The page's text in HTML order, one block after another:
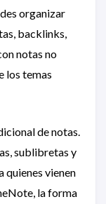
organizar
backlinks,
notas no
los temas
de notas.
sublibretas y
quienes vienen
la forma